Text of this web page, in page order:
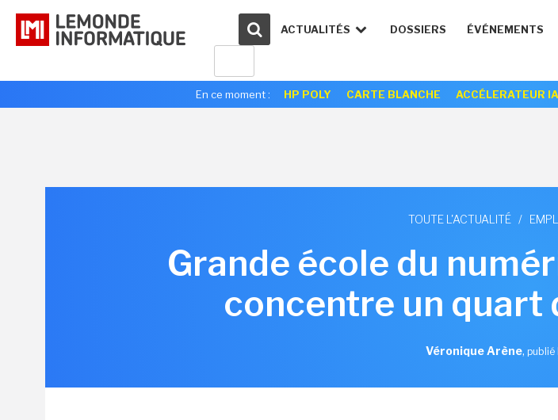
ACTUALITÉS DOSSIERS ÉVÉNEMENTS
En ce moment : HP POLY CARTE BLANCHE ACCÉLERATEUR IA
TOUTE L'ACTUALITÉ /
Grande école du
concentre un quart
Véronique Arène, publié